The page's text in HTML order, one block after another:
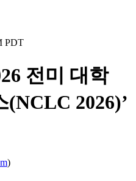
PDT
전미 대학
2026)’
)